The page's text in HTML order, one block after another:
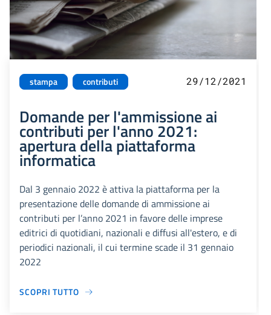
stampa contributi 29/12/2021
Domande per l'ammissione ai
contributi per l'anno 2021:
apertura della piattaforma
informatica
Dal 3 gennaio 2022 è attiva la piattaforma per la
presentazione delle domande di ammissione ai
contributi per l’anno 2021 in favore delle imprese
editrici di quotidiani, nazionali e diffusi all'estero, e di
periodici nazionali, il cui termine scade il 31 gennaio
2022
SCOPRI TUTTO